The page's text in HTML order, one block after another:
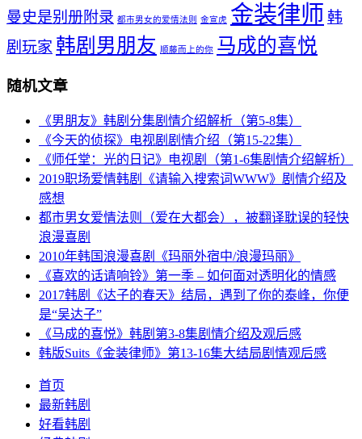
曼史是别册附录 都市男女的爱情法则 金宣虎 金装律师 韩
剧玩家 韩剧男朋友 顺藤而上的你 马成的喜悦
随机文章
《男朋友》韩剧分集剧情介绍解析（第5-8集）
《今天的侦探》电视剧剧情介绍（第15-22集）
《师任堂：光的日记》电视剧（第1-6集剧情介绍解析）
2019职场爱情韩剧《请输入搜索词WWW》剧情介绍及
感想
都市男女爱情法则（爱在大都会），被翻译耽误的轻快
浪漫喜剧
2010年韩国浪漫喜剧《玛丽外宿中/浪漫玛丽》
《喜欢的话请响铃》第一季 – 如何面对透明化的情感
2017韩剧《达子的春天》结局，遇到了你的泰峰，你便
是“吴达子”
《马成的喜悦》韩剧第3-8集剧情介绍及观后感
韩版Suits《金装律师》第13-16集大结局剧情观后感
首页
最新韩剧
好看韩剧